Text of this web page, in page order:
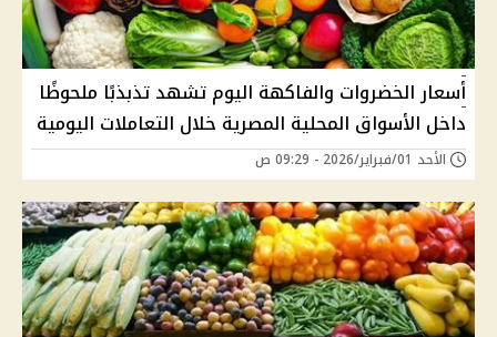
أسعار الخضروات والفاكهة اليوم تشهد تذبذبًا ملحوظًا
داخل الأسواق المحلية المصرية خلال التعاملات اليومية
الأحد 01/فبراير/2026 - 09:29 ص